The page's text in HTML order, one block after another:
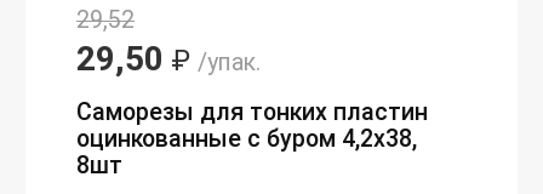
29,52
29,50 ₽ /упак.
Саморезы для тонких пластин
оцинкованные с буром 4,2х38,
8шт